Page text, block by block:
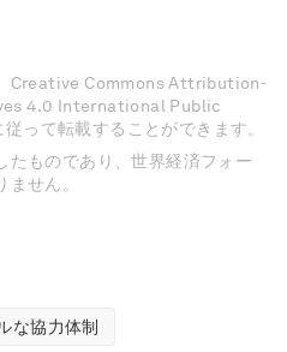
Creative Commons Attribution-
4.0 International Public
って転載することができます。
たものであり、世界経済フォー
せん。
な協力体制